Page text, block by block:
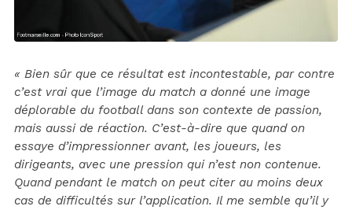
« Bien sûr que ce résultat est incontestable, par contre
c’est vrai que l’image du match a donné une image
déplorable du football dans son contexte de passion,
mais aussi de réaction. C’est-à-dire que quand on
essaye d’impressionner avant, les joueurs, les
dirigeants, avec une pression qui n’est non contenue.
Quand pendant le match on peut citer au moins deux
cas de difficultés sur l’application. Il me semble qu’il y